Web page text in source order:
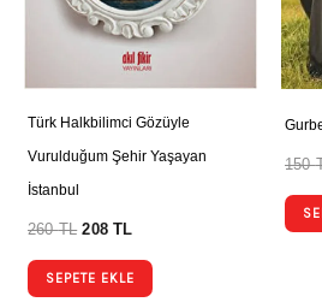
Türk Halkbilimci Gözüyle
Vurulduğum Şehir Yaşayan
İstanbul
260TL 208TL
SEPETE EKLE
150